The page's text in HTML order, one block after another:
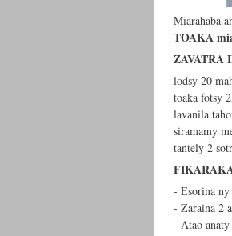
Miarahaba
TOAKA
ZAVATRA
lodsy 20
toaka fotsy
lavanila
siramamy
tantely 2
- Esorina
- Zaraina 2
- Atao